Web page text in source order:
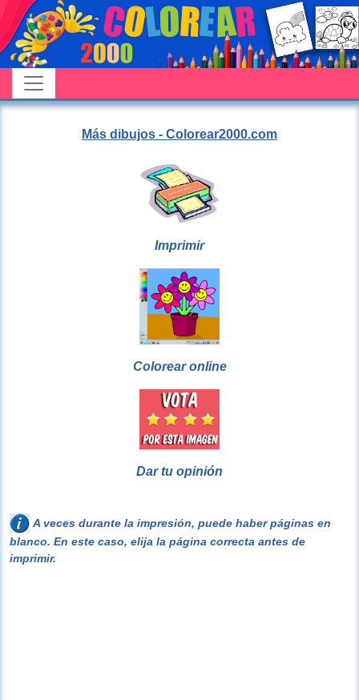
Más dibujos - Colorear2000.com
Imprimir
Colorear online
Dar tu opinión
A veces durante la impresión, puede haber páginas en
blanco. En este caso, elija la página correcta antes de
imprimir.